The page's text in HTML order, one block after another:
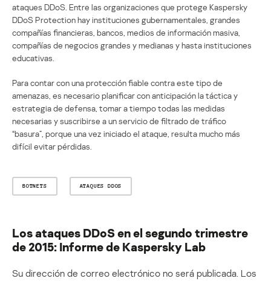
ataques DDoS. Entre las organizaciones que protege Kaspersky
DDoS Protection hay instituciones gubernamentales, grandes
compañías financieras, bancos, medios de información masiva,
compañías de negocios grandes y medianas y hasta instituciones
educativas.
Para contar con una protección fiable contra este tipo de
amenazas, es necesario planificar con anticipación la táctica y
estrategia de defensa, tomar a tiempo todas las medidas
necesarias y suscribirse a un servicio de filtrado de tráfico
“basura”, porque una vez iniciado el ataque, resulta mucho más
difícil evitar pérdidas.
BOTNETS ATAQUES DDOS
Los ataques DDoS en el segundo trimestre
de 2015: Informe de Kaspersky Lab
Su dirección de correo electrónico no será publicada. Los